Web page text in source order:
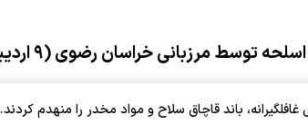
مرزبانی خراسان رضوی (۹ اردیبهشت ۱۴۰۵)
باند قاچاق سلاح و مواد مخدر را منهدم کردند.